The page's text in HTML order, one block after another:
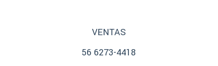
VENTAS
56 6273-4418